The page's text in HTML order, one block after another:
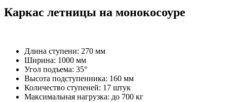
Каркас летницы на монокосоуре
Длина ступени: 270 мм
Ширина: 1000 мм
Угол подъема: 35°
Высота подступенника: 160 мм
Количество ступеней: 17 штук
Максимальная нагрузка: до 700 кг